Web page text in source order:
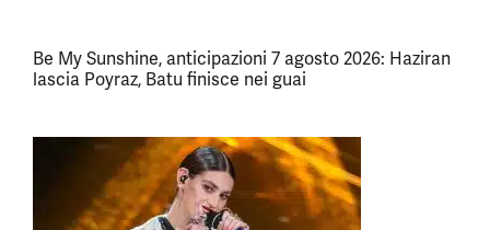
Be My Sunshine, anticipazioni 7 agosto 2026: Haziran
lascia Poyraz, Batu finisce nei guai